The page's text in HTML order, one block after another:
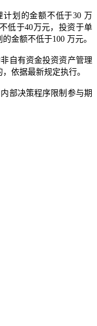
划的金额不低于30 万
低于40万元，投资于单
金额不低于100 万元。
自有资金投资资产管理
依据最新规定执行。
部决策程序限制参与期